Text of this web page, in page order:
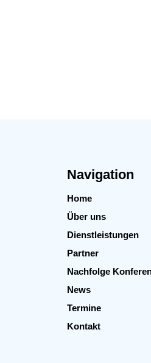
Navigation
Home
Über uns
Dienstleistungen
Partner
Nachfolge
News
Termine
Kontakt